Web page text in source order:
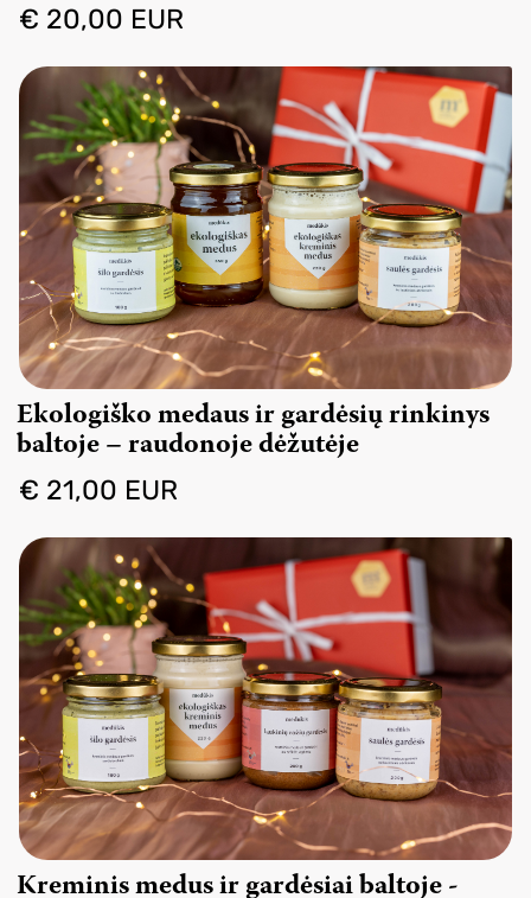
€ 20,00 EUR
Ekologiško medaus ir gardėsių rinkinys
baltoje – raudonoje dėžutėje
€ 21,00 EUR
Kreminis medus ir gardėsiai baltoje -